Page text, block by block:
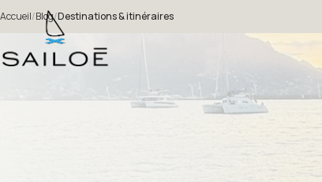
Accueil/Blog/Destinations & itinéraires